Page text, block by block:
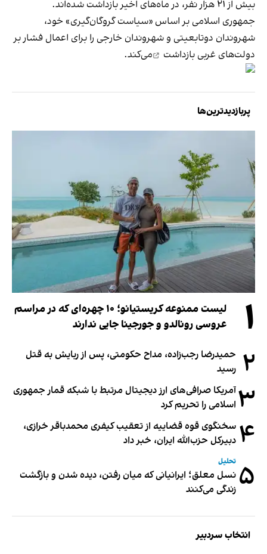
بیش از ۲۱ هزار نفر، در ماه‌های اخیر بازداشت شده‌اند.
جمهوری اسلامی بر اساس «سیاست گروگان‌گیری» خود،
شهروندان دوتابعیتی و شهروندان خارجی را برای اعمال فشار بر
دولت‌های غربی بازداشت می‌کند.
پربازدیدترین‌ها
۱
لیست ممنوعه کریستیانو؛ ۱۰ چهره‌ای که در مراسم
عروسی رونالدو و جورجینا جایی ندارند
۲ حمیدرضا رجب‌زاده، مداح حکومتی، پس از ربایش به قتل
رسید
۳آمریکا صرافی‌های ارز دیجیتال مرتبط با شبکه قمار جمهوری
اسلامی را تحریم کرد
۴ سخنگوی قوه قضاییه از تعقیب کیفری محمدباقر خرازی،
دبیر‌کل حزب‌الله ایران، خبر داد
۵ تحلیل
نسل معلق؛ ایرانیانی که میان رفتن، دیده شدن و بازگشت
زندگی می‌کنند
انتخاب سردبیر